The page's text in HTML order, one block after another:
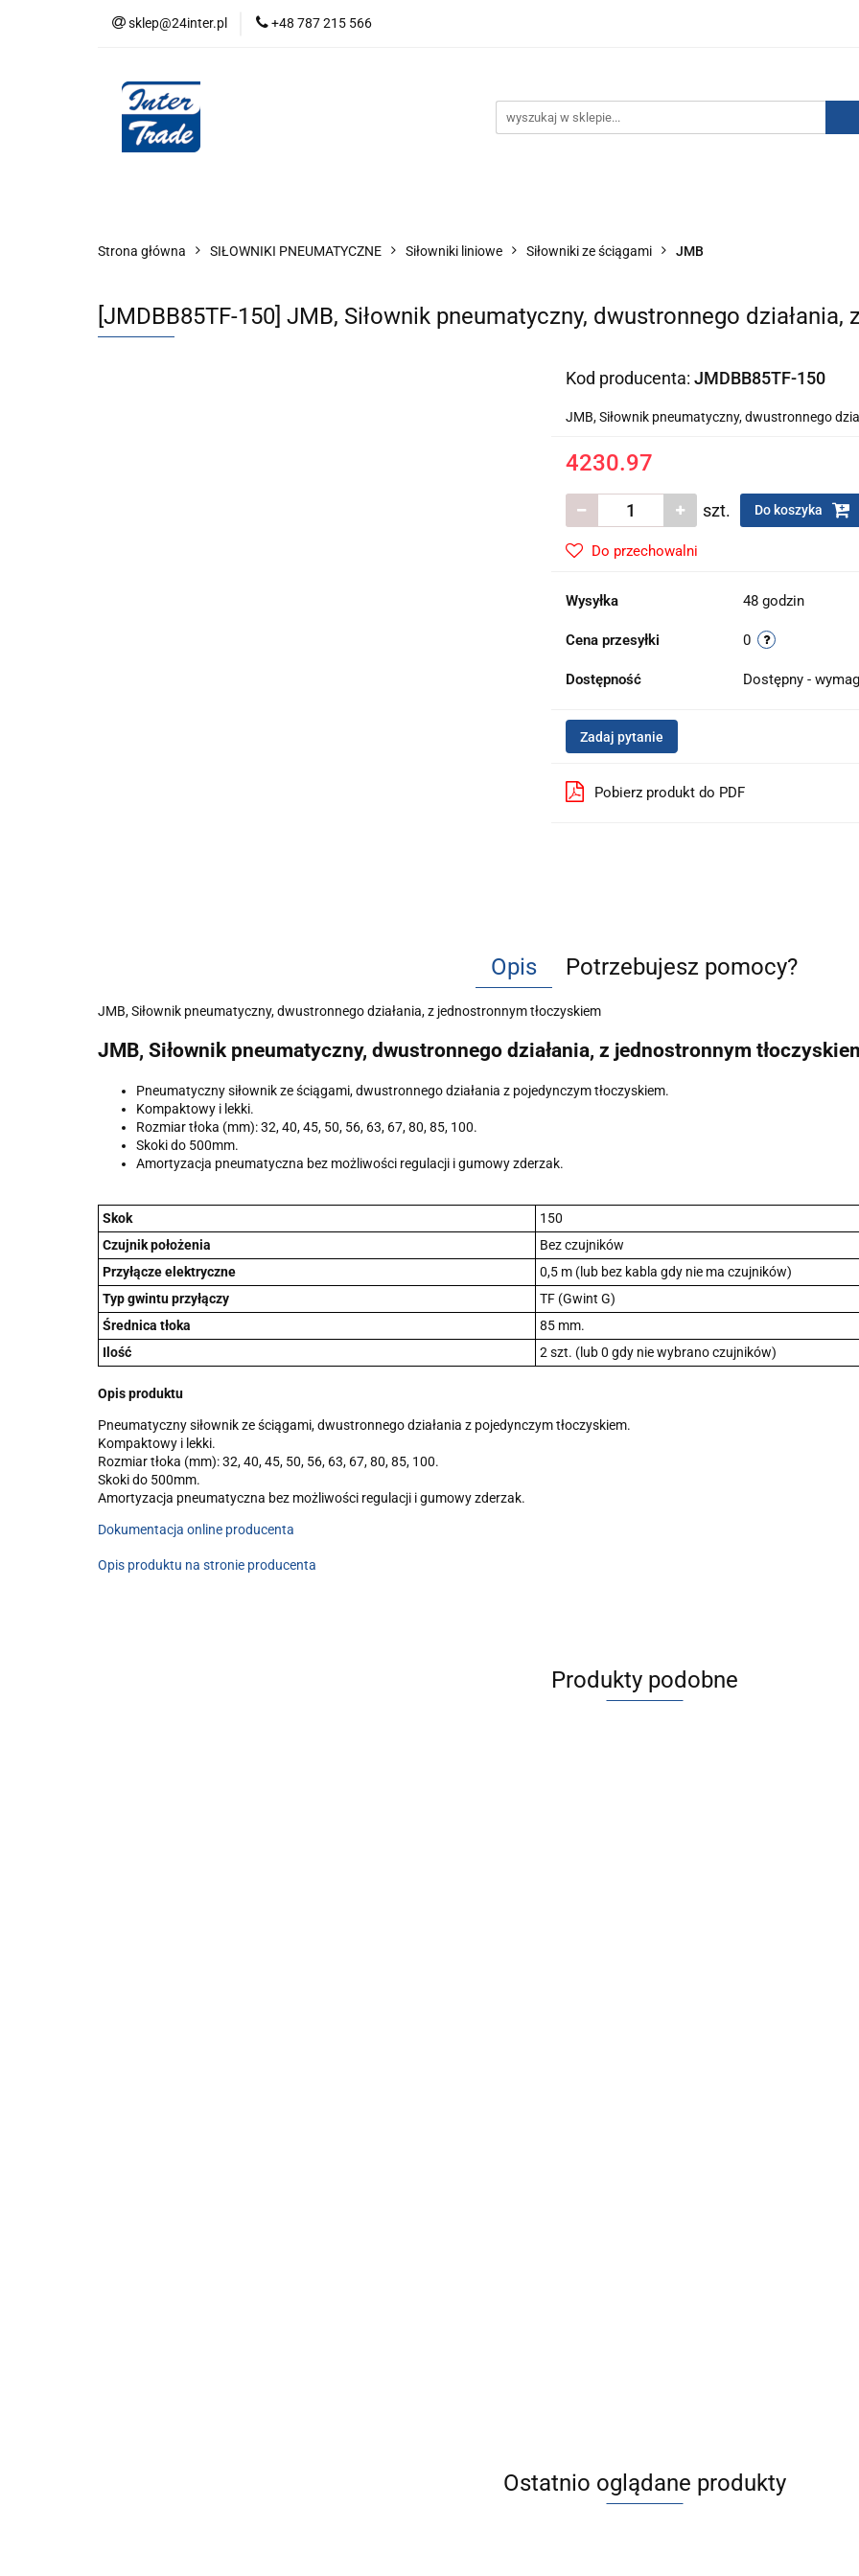
sklep@24inter.pl +48 787 215 566
AUDYT SPRĘŻONEGO POWIETRZA SERIA J AUTORYZOWANY DYSTRYBUTOR SMC
AUDYT SPRĘŻONEGO POWIETRZA SERIA J
Strona główna SIŁOWNIKI PNEUMATYCZNE Siłowniki liniowe Siłowniki ze ściągami JMB
[JMDBB85TF-150] JMB, Siłownik pneumatyczny, dwustronnego
Kod producenta: JMDBB85TF-150
JMB, Siłownik pneumatyczny, dwustronnego
4230.97
szt. Do koszyka
Do przechowalni
Wysyłka 48 godzin
Cena przesyłki 0
Dostępność Dostępny -
Zadaj pytanie
Pobierz produkt do PDF
Opis Potrzebujesz pomocy?
JMB, Siłownik pneumatyczny, dwustronnego działania, z jednostronnym tłoczyskiem
JMB, Siłownik pneumatyczny, dwustronnego działania, z jednostronnym
Pneumatyczny siłownik ze ściągami, dwustronnego działania z pojedynczym tłoczyskiem.
Kompaktowy i lekki.
Rozmiar tłoka (mm): 32, 40, 45, 50, 56, 63, 67, 80, 85, 100.
Skoki do 500mm.
Amortyzacja pneumatyczna bez możliwości regulacji i gumowy zderzak.
Skok
150
Czujnik położenia
Bez czujników
Przyłącze elektryczne
0,5 m (lub bez kabla gdy nie ma czujników)
Typ gwintu przyłączy
TF (Gwint G)
Średnica tłoka
85 mm.
Ilość
2 szt. (lub 0 gdy nie wybrano czujników)
Opis produktu
Pneumatyczny siłownik ze ściągami, dwustronnego działania z pojedynczym tłoczyskiem.
Kompaktowy i lekki.
Rozmiar tłoka (mm): 32, 40, 45, 50, 56, 63, 67, 80, 85, 100.
Skoki do 500mm.
Amortyzacja pneumatyczna bez możliwości regulacji i gumowy zderzak.
Dokumentacja online producenta
Opis produktu na stronie producenta
Produkty podobne
Ostatnio oglądane produkty